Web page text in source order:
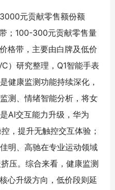
元贡献零售额份额
；100-300元贡献零售量
格带，主要由白牌及低价
）研究整理，Q1智能手表
健康监测功能持续深化，
测、情绪智能分析，将女
AI交互能力升级，华为
，提升无触控交互体验；
明、高驰在专业运动领域
压。综合来看，健康监测
心升级方向，低价段则延